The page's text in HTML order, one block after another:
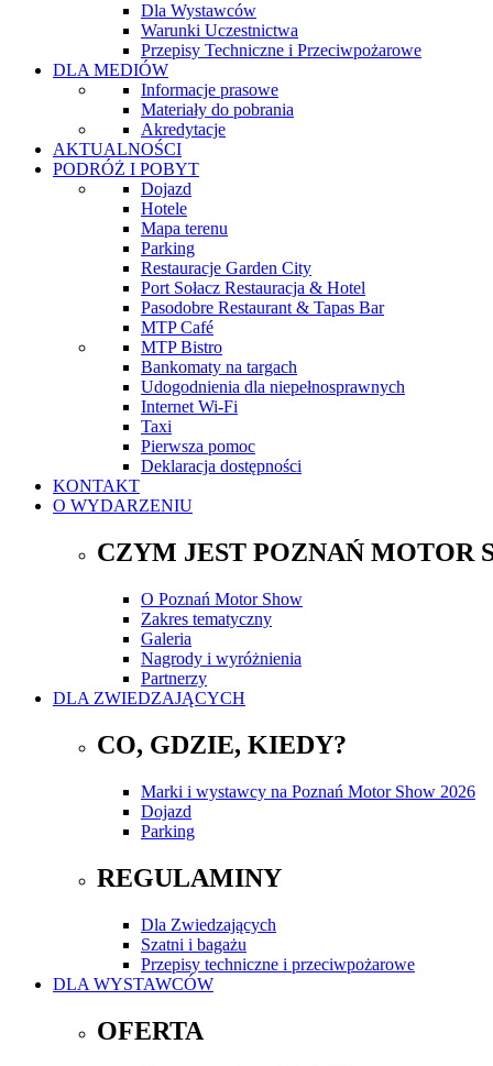
Dla Wystawców
Warunki Uczestnictwa
Przepisy Techniczne i Przeciwpożarowe
DLA MEDIÓW
Informacje prasowe
Materiały do pobrania
Akredytacje
AKTUALNOŚCI
PODRÓŻ I POBYT
Dojazd
Hotele
Mapa terenu
Parking
Restauracje Garden City
Port Sołacz Restauracja & Hotel
Pasodobre Restaurant & Tapas Bar
MTP Café
MTP Bistro
Bankomaty na targach
Udogodnienia dla niepełnosprawnych
Internet Wi-Fi
Taxi
Pierwsza pomoc
Deklaracja dostępności
KONTAKT
O WYDARZENIU
CZYM JEST POZNAŃ MOTOR
O Poznań Motor Show
Zakres tematyczny
Galeria
Nagrody i wyróżnienia
Partnerzy
DLA ZWIEDZAJĄCYCH
CO, GDZIE, KIEDY?
Marki i wystawcy na Poznań Motor Show 2026
Dojazd
Parking
REGULAMINY
Dla Zwiedzających
Szatni i bagażu
Przepisy techniczne i przeciwpożarowe
DLA WYSTAWCÓW
OFERTA